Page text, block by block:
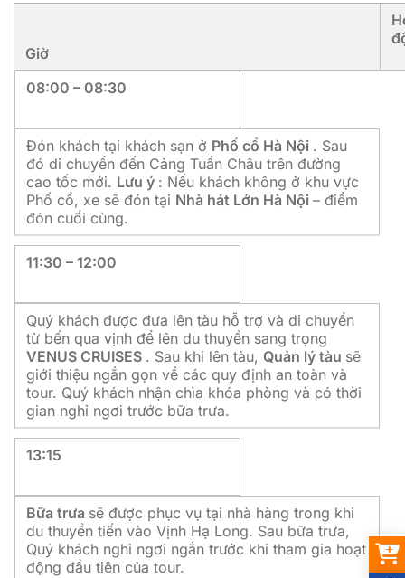
Giờ
08:00 – 08:30
Đón khách tại khách sạn ở Phố cổ Hà Nội . Sau
đó di chuyển đến Cảng Tuần Châu trên đường
cao tốc mới. Lưu ý : Nếu khách không ở khu vực
Phố cổ, xe sẽ đón tại Nhà hát Lớn Hà Nội – điểm
đón cuối cùng.
11:30 – 12:00
Quý khách được đưa lên tàu hỗ trợ và di chuyển
từ bến qua vịnh để lên du thuyền sang trọng
VENUS CRUISES . Sau khi lên tàu, Quản lý tàu sẽ
giới thiệu ngắn gọn về các quy định an toàn và
tour. Quý khách nhận chìa khóa phòng và có thời
gian nghỉ ngơi trước bữa trưa.
13:15
Bữa trưa sẽ được phục vụ tại nhà hàng trong khi
du thuyền tiến vào Vịnh Hạ Long. Sau bữa trưa,
Quý khách nghỉ ngơi ngắn trước khi tham gia hoạt
động đầu tiên của tour.